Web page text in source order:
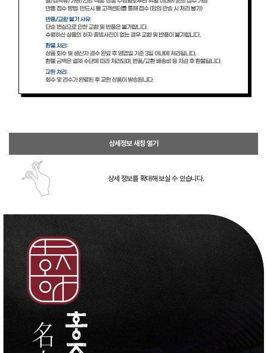
상세정보 새창 열기
상세 정보를 확대해 보실 수 있습니다.